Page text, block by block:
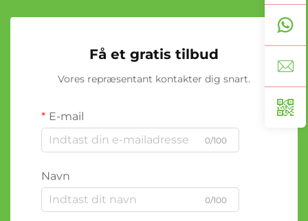
Få et gratis tilbud
Vores repræsentant kontakter dig snart.
E-mail
0/100
Navn
0/100